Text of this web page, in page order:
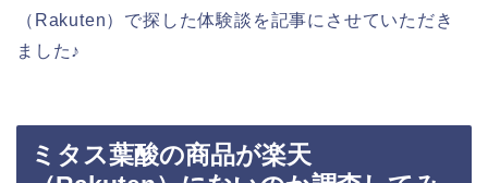
（Rakuten）で探した体験談を記事にさせていただき
ました♪
ミタス葉酸の商品が楽天